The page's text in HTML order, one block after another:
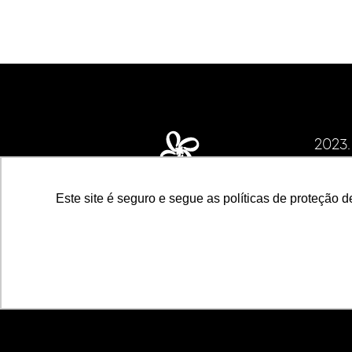
Este site é seguro e segue as políticas de proteção
ECS